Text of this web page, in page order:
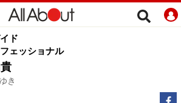
ド
ェッショナル
き